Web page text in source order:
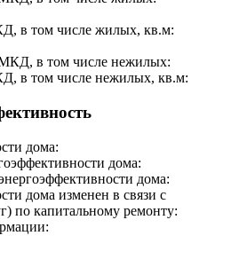
в том числе жилых, кв.м:
в том числе нежилых:
в том числе нежилых, кв.м:
дома:
дома:
дома:
дома изменен в связи с
по капитальному ремонту: